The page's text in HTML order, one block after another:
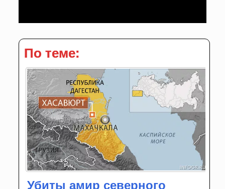
По теме:
Убиты амир северного